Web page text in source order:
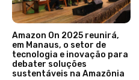
Amazon On 2025 reunirá,
em Manaus, o setor de
tecnologia e inovação para
debater soluções
sustentáveis na Amazônia